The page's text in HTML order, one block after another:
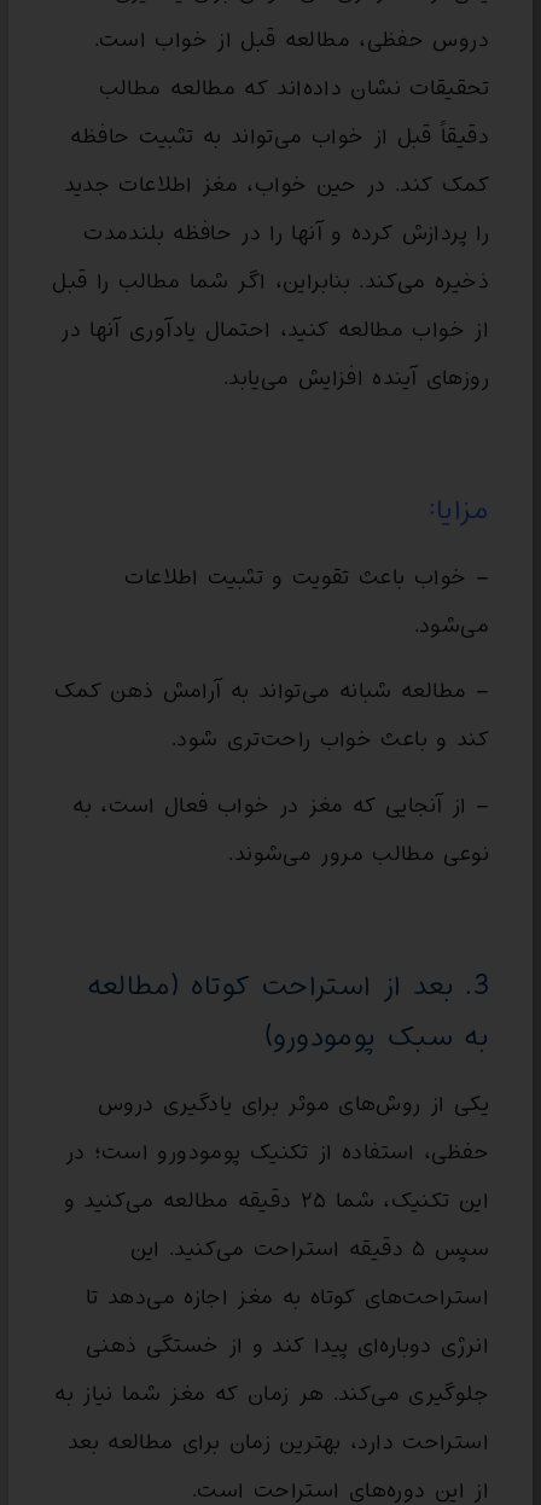
دروس حفظی، مطالعه قبل از خواب است.
تحقیقات نشان داده‌اند که مطالعه مطالب
دقیقاً قبل از خواب می‌تواند به تثبیت حافظه
کمک کند. در حین خواب، مغز اطلاعات جدید
را پردازش کرده و آنها را در حافظه بلندمدت
ذخیره می‌کند. بنابراین، اگر شما مطالب را قبل
از خواب مطالعه کنید، احتمال یادآوری آنها در
روزهای آینده افزایش می‌یابد.
مزایا:
– خواب باعث تقویت و تثبیت اطلاعات
می‌شود.
– مطالعه شبانه می‌تواند به آرامش ذهن کمک
کند و باعث خواب راحت‌تری شود.
– از آنجایی که مغز در خواب فعال است، به
نوعی مطالب مرور می‌شوند.
3. بعد از استراحت کوتاه (مطالعه
به سبک پومودورو)
یکی از روش‌های موثر برای یادگیری دروس
حفظی، استفاده از تکنیک پومودورو است؛ در
این تکنیک، شما ۲۵ دقیقه مطالعه می‌کنید و
سپس ۵ دقیقه استراحت می‌کنید. این
استراحت‌های کوتاه به مغز اجازه می‌دهد تا
انرژی دوباره‌ای پیدا کند و از خستگی ذهنی
جلوگیری می‌کند. هر زمان که مغز شما نیاز به
استراحت دارد، بهترین زمان برای مطالعه بعد
از این دوره‌های استراحت است.